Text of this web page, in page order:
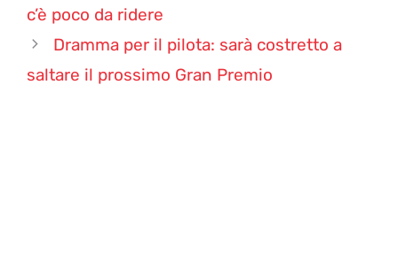
c’è poco da ridere
Dramma per il pilota: sarà costretto a
saltare il prossimo Gran Premio